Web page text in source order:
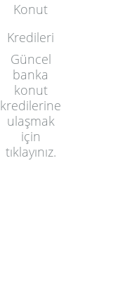
Konut
Kredileri
Güncel
banka
konut
kredilerine
ulaşmak
için
tıklayınız.